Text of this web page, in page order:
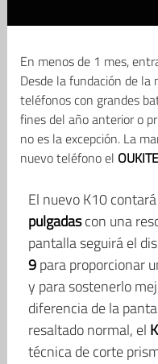
En menos de 1 mes,
Desde la fundación de la
teléfonos con grandes
fines del año anterior o
no es la excepción. La
nuevo teléfono el
El nuevo K10
pulgadascon una
pantalla seguirá el
9para proporcionar
y para sostenerlo
diferencia de la
resaltado normal, el
técnica de corte